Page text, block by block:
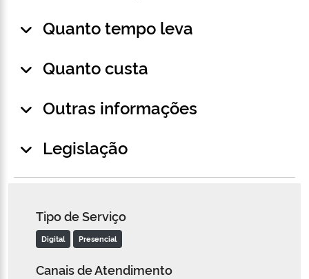
Quanto tempo leva
Quanto custa
Outras informações
Legislação
Tipo de Serviço
Digital Presencial
Canais de Atendimento